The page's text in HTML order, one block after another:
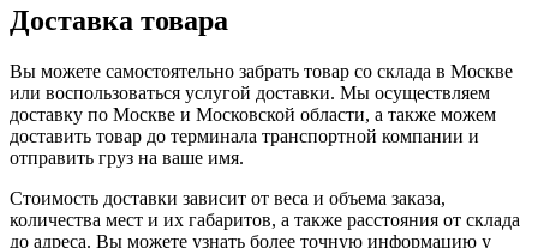
Доставка товара
Вы можете самостоятельно забрать товар со склада в Москве
или воспользоваться услугой доставки. Мы осуществляем
доставку по Москве и Московской области, а также можем
доставить товар до терминала транспортной компании и
отправить груз на ваше имя.
Стоимость доставки зависит от веса и объема заказа,
количества мест и их габаритов, а также расстояния от склада
до адреса. Вы можете узнать более точную информацию у